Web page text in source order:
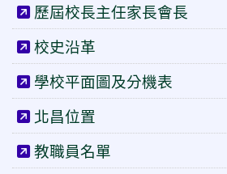
歷屆校長主任家長會長
校史沿革
學校平面圖及分機表
北昌位置
教職員名單